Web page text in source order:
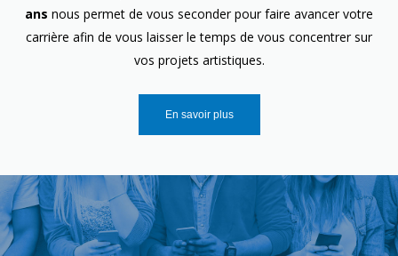
ans nous permet de vous seconder pour faire avancer votre
carrière afin de vous laisser le temps de vous concentrer sur
vos projets artistiques.
En savoir plus